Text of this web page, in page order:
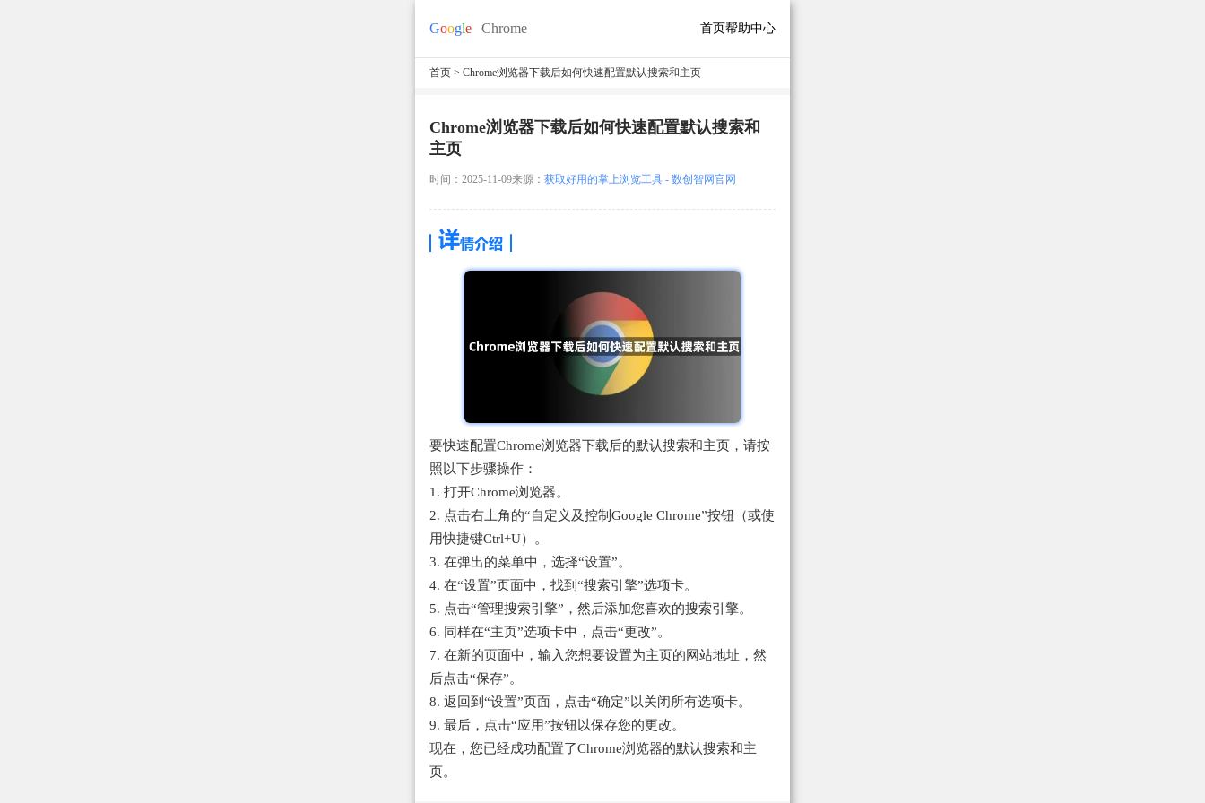
首页帮助中心
首页 > Chrome浏览器下载后如何快速配置默认搜索和主页
Chrome浏览器下载后如何快速配置默认搜索和
主页
时间：2025-11-09来源： 获取好用的掌上浏览工具 - 数创智网官网
要快速配置Chrome浏览器下载后的默认搜索和主页，请按
照以下步骤操作：
1. 打开Chrome浏览器。
2. 点击右上角的“自定义及控制Google Chrome”按钮（或使
用快捷键Ctrl+U）。
3. 在弹出的菜单中，选择“设置”。
4. 在“设置”页面中，找到“搜索引擎”选项卡。
5. 点击“管理搜索引擎”，然后添加您喜欢的搜索引擎。
6. 同样在“主页”选项卡中，点击“更改”。
7. 在新的页面中，输入您想要设置为主页的网站地址，然
后点击“保存”。
8. 返回到“设置”页面，点击“确定”以关闭所有选项卡。
9. 最后，点击“应用”按钮以保存您的更改。
现在，您已经成功配置了Chrome浏览器的默认搜索和主
页。